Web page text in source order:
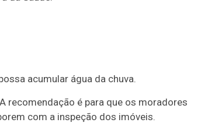
acumular água da chuva.
recomendação é para que os moradores
com a inspeção dos imóveis.